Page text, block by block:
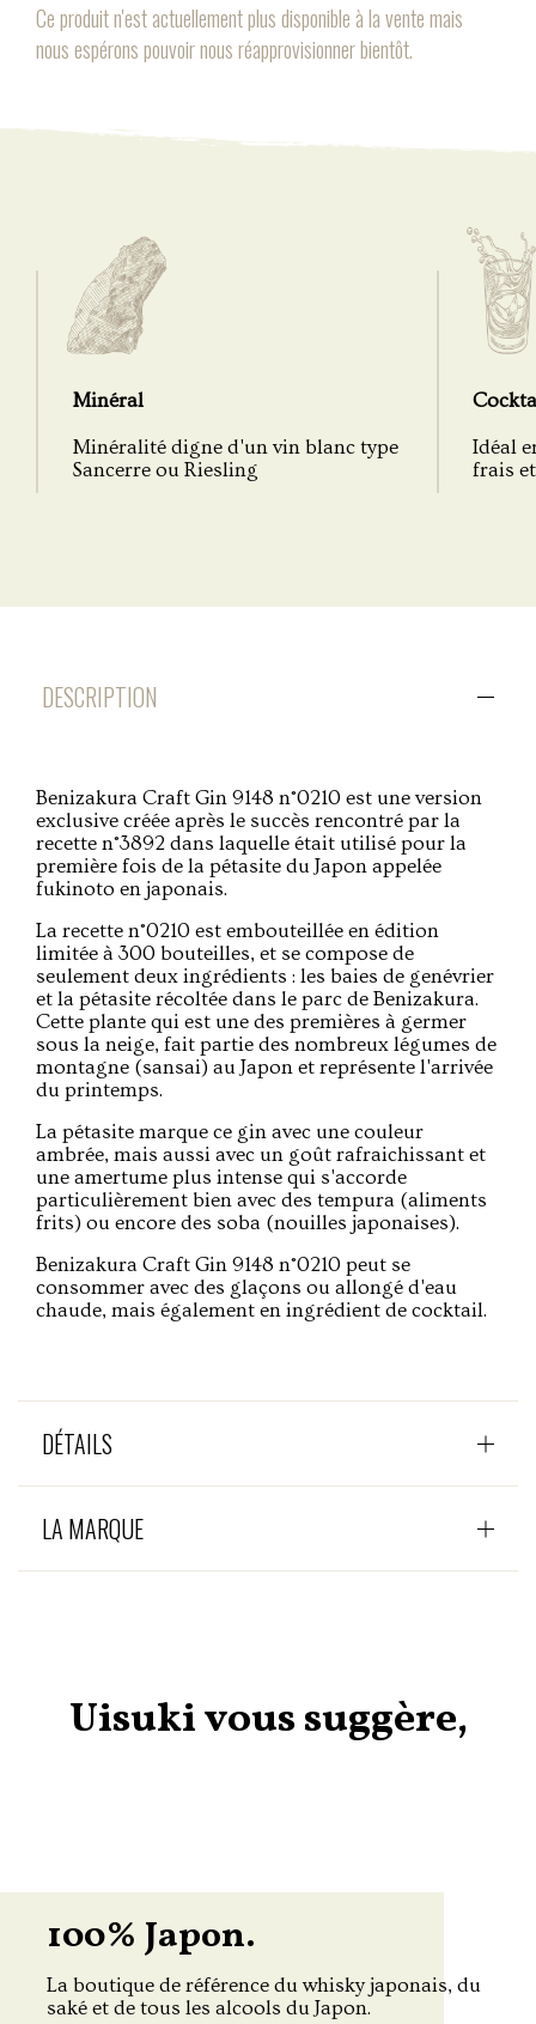
Ce produit n'est actuellement plus disponible à la vente mais
nous espérons pouvoir nous réapprovisionner bientôt.
DESCRIPTION
Benizakura Craft Gin 9148 n°0210 est une version
exclusive créée après le succès rencontré par la
recette n°3892 dans laquelle était utilisé pour la
première fois de la pétasite du Japon appelée
fukinoto en japonais.
La recette n°0210 est embouteillée en édition
limitée à 300 bouteilles, et se compose de
seulement deux ingrédients : les baies de genévrier
et la pétasite récoltée dans le parc de Benizakura.
Cette plante qui est une des premières à germer
sous la neige, fait partie des nombreux légumes de
montagne (sansai) au Japon et représente l'arrivée
du printemps.
La pétasite marque ce gin avec une couleur
ambrée, mais aussi avec un goût rafraichissant et
une amertume plus intense qui s'accorde
particulièrement bien avec des tempura (aliments
frits) ou encore des soba (nouilles japonaises).
Benizakura Craft Gin 9148 n°0210 peut se
consommer avec des glaçons ou allongé d'eau
chaude, mais également en ingrédient de cocktail.
DÉTAILS
LA MARQUE
Minéral
Minéralité digne d'un vin blanc type
Sancerre ou Riesling
Idéal
frais
Uisuki vous suggère,
100% Japon.
La boutique de référence du whisky japonais, du
saké et de tous les alcools du Japon.